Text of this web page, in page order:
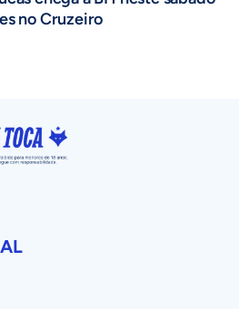
no Cruzeiro